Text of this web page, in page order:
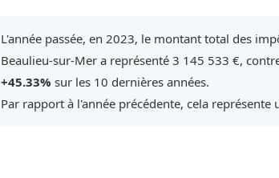
L'année passée, en 2023, le montant total des
Beaulieu-sur-Mer a représenté 3 145 533 €,
+45.33% sur les 10 dernières années.
Par rapport à l'année précédente, cela représente